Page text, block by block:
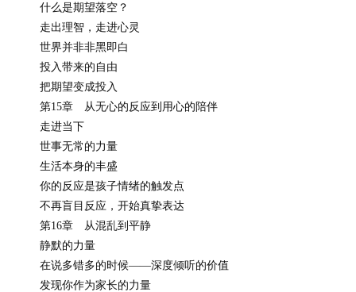
什么是期望落空？
走出理智，走进心灵
世界并非非黑即白
投入带来的自由
把期望变成投入
第15章 从无心的反应到用心的陪伴
走进当下
世事无常的力量
生活本身的丰盛
你的反应是孩子情绪的触发点
不再盲目反应，开始真挚表达
第16章 从混乱到平静
静默的力量
在说多错多的时候——深度倾听的价值
发现你作为家长的力量